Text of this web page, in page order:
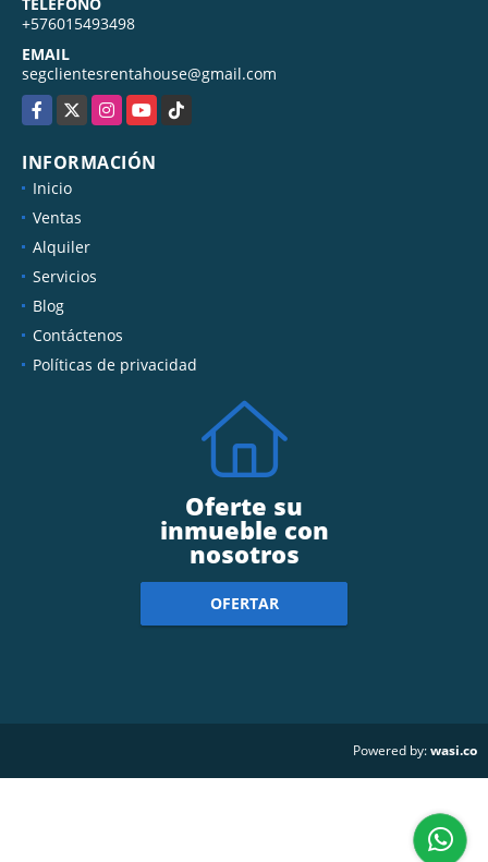
+576015493498
EMAIL
segclientesrentahouse@gmail.com
Facebook
X InstagramYouTubeTikTok
INFORMACIÓN
Inicio
Ventas
Alquiler
Servicios
Blog
Contáctenos
Políticas de privacidad
Oferte su
inmueble con
nosotros
OFERTAR
Powered by:wasi.co